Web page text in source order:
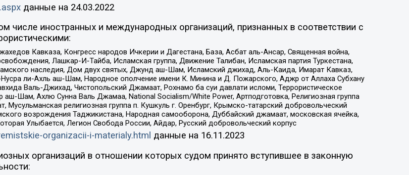
данные на 24.03.2022
числе иностранных и международных организаций, признанных в соответствии с
Кавказа, Конгресс народов Ичкерии и Дагестана, База, Асбат аль-Ансар, Священная война,
Лашкар-И-Тайба, Исламская группа, Движение Талибан, Исламская партия Туркестана,
наследия, Дом двух святых, Джунд аш-Шам, Исламский джихад, Аль-Каида, Имарат Кавказ,
ли-Ахль аш-Шам, Народное ополчение имени К. Минина и Д. Пожарского, Аджр от Аллаха Субхану
Валь-Джихад, Чистопольский Джамаат, Рохнамо ба суи давлати исломи, Террористическое
Шам, Ахлю Сунна Валь Джамаа, National Socialism/White Power, Артподготовка, Религиозная группа
Мусульманская религиозная группа п. Кушкуль г. Оренбург, Крымско-татарский добровольческий
возрождения Таджикистана, Народная самооборона, Дуббайский джамаат, московская ячейка,
Улыбается, Легион Свобода России, Айдар, Русский добровольческий корпус
organizacii-i-materialy.html данные на 16.11.2023
организаций в отношении которых судом принято вступившее в законную